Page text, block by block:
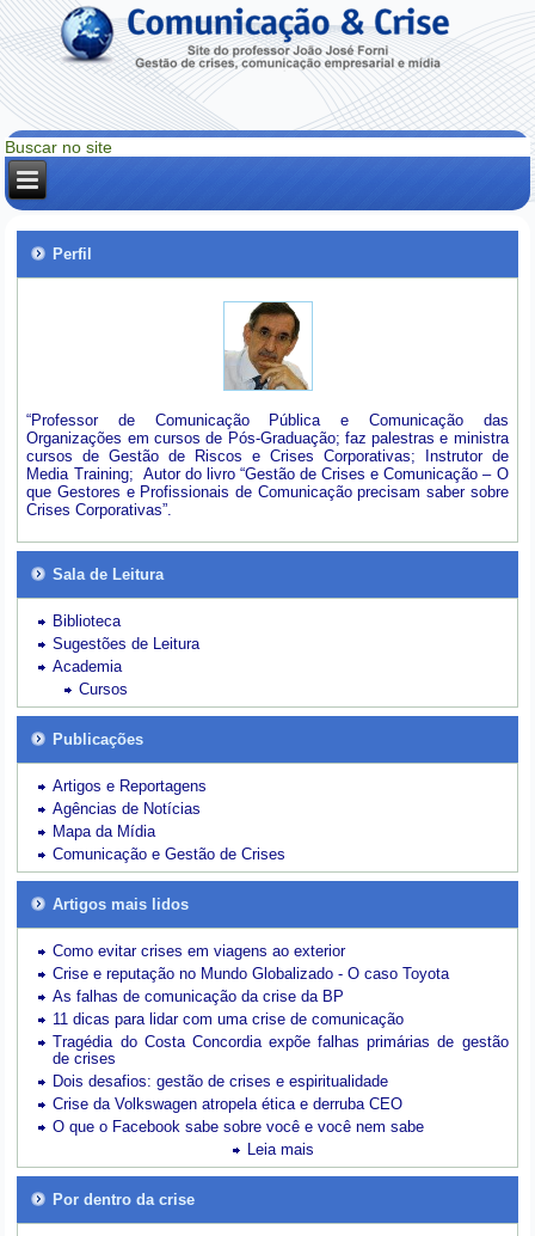
Perfil
“Professor de Comunicação Pública e Comunicação das
Organizações em cursos de Pós-Graduação; faz palestras e ministra
cursos de Gestão de Riscos e Crises Corporativas; Instrutor de
Media Training; Autor do livro “Gestão de Crises e Comunicação – O
que Gestores e Profissionais de Comunicação precisam saber sobre
Crises Corporativas”.
Sala de Leitura
Biblioteca
Sugestões de Leitura
Academia
Cursos
Publicações
Artigos e Reportagens
Agências de Notícias
Mapa da Mídia
Comunicação e Gestão de Crises
Artigos mais lidos
Como evitar crises em viagens ao exterior
Crise e reputação no Mundo Globalizado - O caso Toyota
As falhas de comunicação da crise da BP
11 dicas para lidar com uma crise de comunicação
Tragédia do Costa Concordia expõe falhas primárias de gestão
de crises
Dois desafios: gestão de crises e espiritualidade
Crise da Volkswagen atropela ética e derruba CEO
O que o Facebook sabe sobre você e você nem sabe
Leia mais
Por dentro da crise